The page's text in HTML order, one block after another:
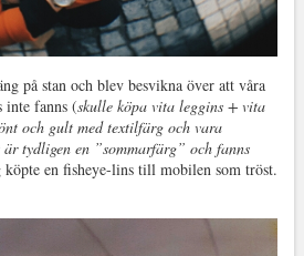
på stan och blev besvikna över att våra
fanns (skulle köpa vita leggins + vita
och gult med textilfärg och vara
tydligen en ”sommarfärg” och fanns
köpte en fisheye-lins till mobilen som tröst.